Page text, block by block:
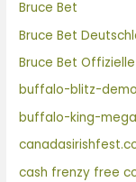
Bruce Bet
Bruce Bet
Bruce Bet
buffalo-blitz-
buffalo-king-
cash frenzy free